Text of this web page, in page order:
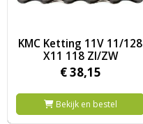
KMC Ketting 11V 11/128
X11 118 ZI/ZW
€38,15
Bekijk en bestel